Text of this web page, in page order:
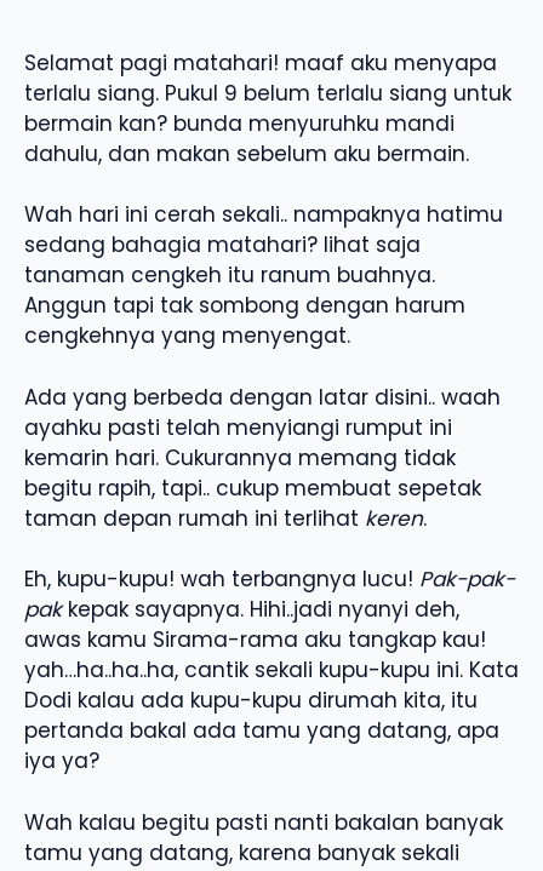
Selamat pagi matahari! maaf aku menyapa
terlalu siang. Pukul 9 belum terlalu siang untuk
bermain kan? bunda menyuruhku mandi
dahulu, dan makan sebelum aku bermain.
Wah hari ini cerah sekali.. nampaknya hatimu
sedang bahagia matahari? lihat saja
tanaman cengkeh itu ranum buahnya.
Anggun tapi tak sombong dengan harum
cengkehnya yang menyengat.
Ada yang berbeda dengan latar disini.. waah
ayahku pasti telah menyiangi rumput ini
kemarin hari. Cukurannya memang tidak
begitu rapih, tapi.. cukup membuat sepetak
taman depan rumah ini terlihat keren.
Eh, kupu-kupu! wah terbangnya lucu! Pak-pak-
pakkepak sayapnya. Hihi..jadi nyanyi deh,
awas kamu Sirama-rama aku tangkap kau!
yah…ha..ha..ha, cantik sekali kupu-kupu ini. Kata
Dodi kalau ada kupu-kupu dirumah kita, itu
pertanda bakal ada tamu yang datang, apa
iya ya?
Wah kalau begitu pasti nanti bakalan banyak
tamu yang datang, karena banyak sekali